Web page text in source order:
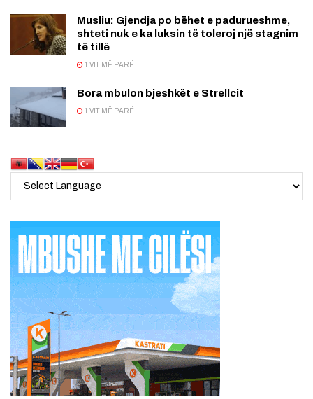
Musliu: Gjendja po bëhet e padurueshme,
shteti nuk e ka luksin të toleroj një stagnim
të tillë
1 VIT MË PARË
Bora mbulon bjeshkët e Strellcit
1 VIT MË PARË